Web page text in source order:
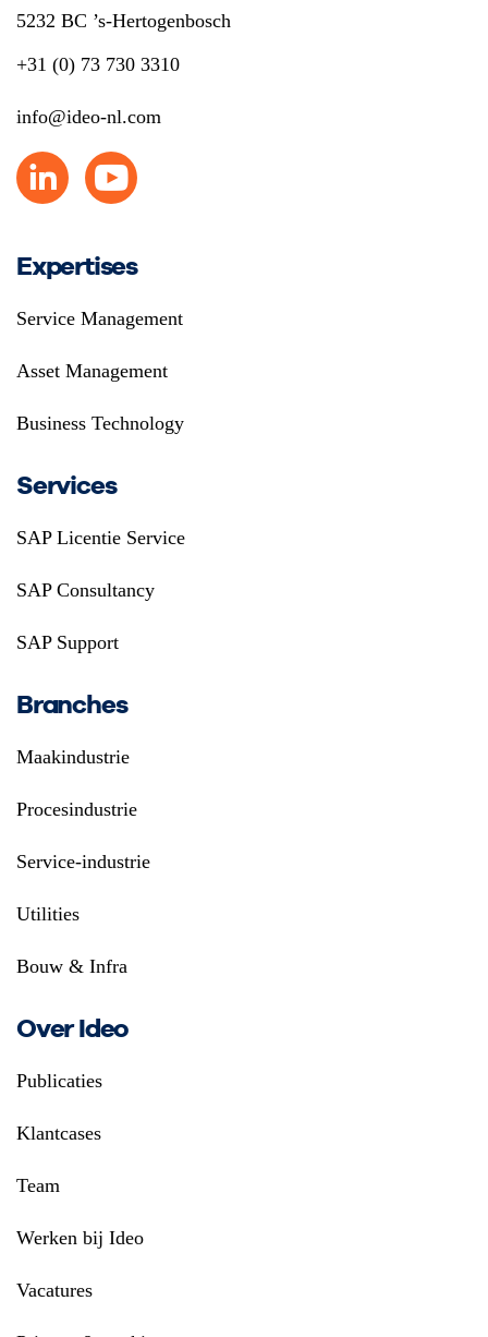
5232 BC ’s-Hertogenbosch
+31 (0) 73 730 3310
info@ideo-nl.com
Expertises
Service Management
Asset Management
Business Technology
Services
SAP Licentie Service
SAP Consultancy
SAP Support
Branches
Maakindustrie
Procesindustrie
Service-industrie
Utilities
Bouw & Infra
Over Ideo
Publicaties
Klantcases
Team
Werken bij Ideo
Vacatures